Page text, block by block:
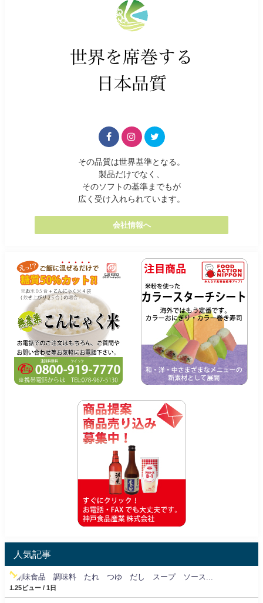
その品質は世界基準となる。
製品だけでなく、
そのソフトの基準までもが
広く受け入れられています。
会社情報へ
人気記事
創味食品 調味料 たれ つゆ だし スープ ソース...
1.25ビュー / 1日